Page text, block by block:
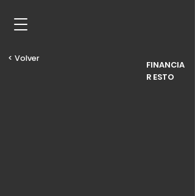
< Volver
FINANCIA
R ESTO